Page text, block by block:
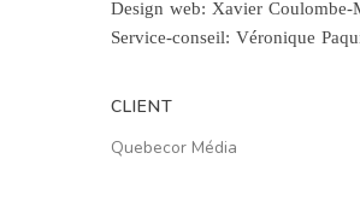
Design web: Xavier Coulombe-
Service-conseil: Véronique
CLIENT
Quebecor Média